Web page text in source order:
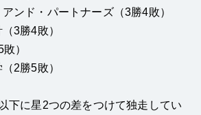
ンド・パートナーズ（3勝4敗）
3勝4敗）
敗）
2勝5敗）
下に星2つの差をつけて独走してい